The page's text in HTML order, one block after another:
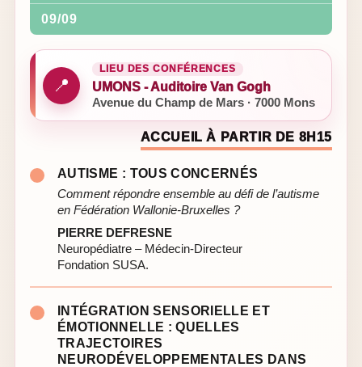
09/09
📍
LIEU DES CONFÉRENCES
UMONS - Auditoire Van Gogh
Avenue du Champ de Mars · 7000 Mons
ACCUEIL À PARTIR DE 8H15
AUTISME : TOUS CONCERNÉS
Comment répondre ensemble au défi de l’autisme
en Fédération Wallonie-Bruxelles ?
PIERRE DEFRESNE
Neuropédiatre – Médecin-Directeur
Fondation SUSA.
INTÉGRATION SENSORIELLE ET
ÉMOTIONNELLE : QUELLES
TRAJECTOIRES
NEURODÉVELOPPEMENTALES DANS